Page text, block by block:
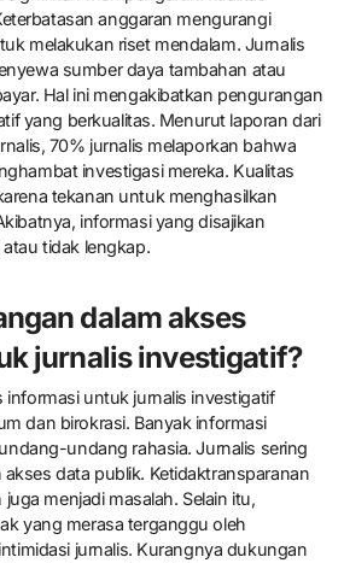
anggaran mengurangi
melakukan riset mendalam. Jurnalis
sumber daya tambahan atau
Hal ini mengakibatkan pengurangan
yang berkualitas. Menurut laporan dari
70% jurnalis melaporkan bahwa
investigasi mereka. Kualitas
tekanan untuk menghasilkan
informasi yang disajikan
tidak lengkap.
dalam akses
jurnalis investigatif?
informasi untuk jurnalis investigatif
dan birokrasi. Banyak informasi
undang rahasia. Jurnalis sering
data publik. Ketidaktransparanan
menjadi masalah. Selain itu,
yang merasa terganggu oleh
jurnalis. Kurangnya dukungan